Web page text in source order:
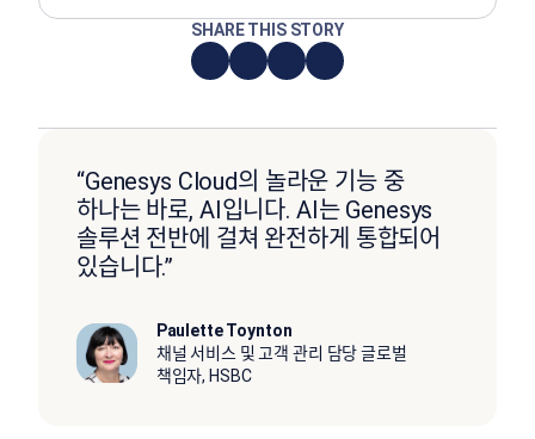
SHARE THIS STORY
“Genesys Cloud의 놀라운 기능 중
하나는 바로, AI입니다. AI는 Genesys
솔루션 전반에 걸쳐 완전하게 통합되어
있습니다.”
Paulette Toynton
채널 서비스 및 고객 관리 담당 글로벌
책임자, HSBC